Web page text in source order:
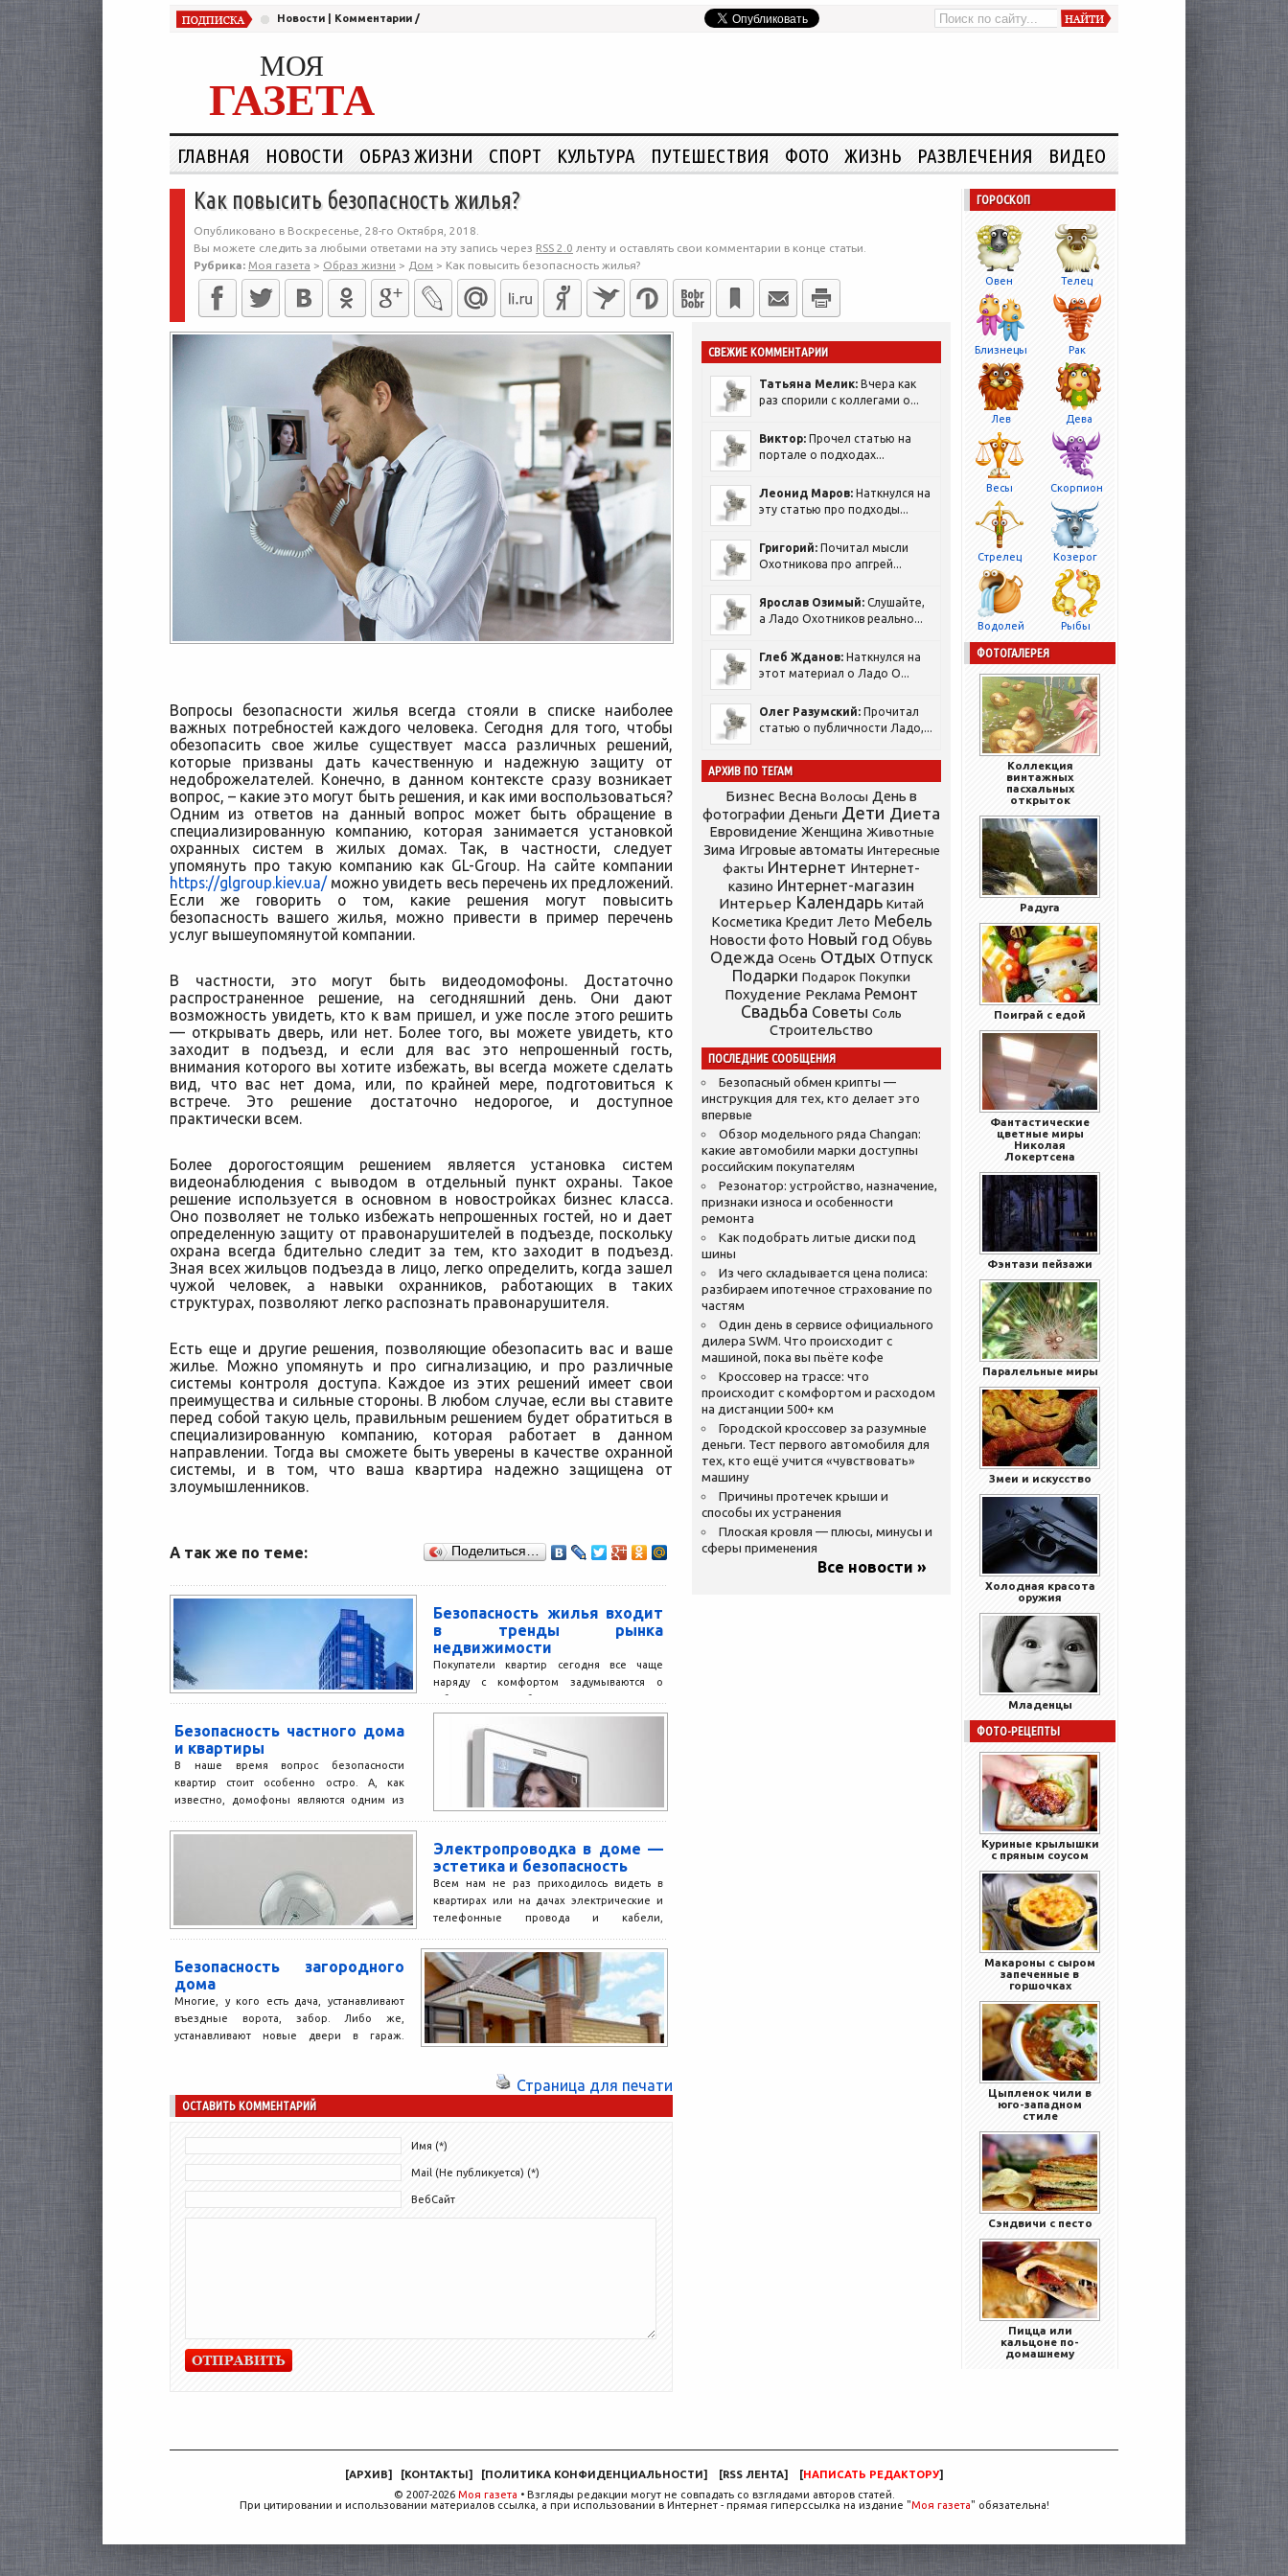
Новости Комментарии /
МОЯ
ГАЗЕТА
ГЛАВНАЯ НОВОСТИ ОБРАЗ ЖИЗНИ СПОРТ КУЛЬТУРА ПУТЕШЕСТВИЯ ФОТО ЖИЗНЬ РАЗВЛЕЧЕНИЯ ВИДЕО
Как повысить безопасность жилья?
Опубликовано в Воскресенье, 28-го Октября, 2018.
Вы можете следить за любыми ответами на эту запись через RSS 2.0 ленту и оставлять свои комментарии в конце статьи.
Рубрика: Моя газета > Образ жизни > Дом > Как повысить безопасность жилья?
Вопросы безопасности жилья всегда стояли в списке наиболее
важных потребностей каждого человека. Сегодня для того, чтобы
обезопасить свое жилье существует масса различных решений,
которые призваны дать качественную и надежную защиту от
недоброжелателей. Конечно, в данном контексте сразу возникает
вопрос, – какие это могут быть решения, и как ими воспользоваться?
Одним из ответов на данный вопрос может быть обращение в
специализированную компанию, которая занимается установкой
охранных систем в жилых домах. Так, в частности, следует
упомянуть про такую компанию как GL-Group. На сайте компании
https://glgroup.kiev.ua/можно увидеть весь перечень их предложений.
Если же говорить о том, какие решения могут повысить
безопасность вашего жилья, можно привести в пример перечень
услуг вышеупомянутой компании.
В частности, это могут быть видеодомофоны. Достаточно
распространенное решение, на сегодняшний день. Они дают
возможность увидеть, кто к вам пришел, и уже после этого решить
— открывать дверь, или нет. Более того, вы можете увидеть, кто
заходит в подъезд, и если для вас это непрошенный гость,
внимания которого вы хотите избежать, вы всегда можете сделать
вид, что вас нет дома, или, по крайней мере, подготовиться к
встрече. Это решение достаточно недорогое, и доступное
практически всем.
Более дорогостоящим решением является установка систем
видеонаблюдения с выводом в отдельный пункт охраны. Такое
решение используется в основном в новостройках бизнес класса.
Оно позволяет не только избежать непрошенных гостей, но и дает
определенную защиту от правонарушителей в подъезде, поскольку
охрана всегда бдительно следит за тем, кто заходит в подъезд.
Зная всех жильцов подъезда в лицо, легко определить, когда зашел
чужой человек, а навыки охранников, работающих в таких
структурах, позволяют легко распознать правонарушителя.
Есть еще и другие решения, позволяющие обезопасить вас и ваше
жилье. Можно упомянуть и про сигнализацию, и про различные
системы контроля доступа. Каждое из этих решений имеет свои
преимущества и сильные стороны. В любом случае, если вы ставите
перед собой такую цель, правильным решением будет обратиться в
специализированную компанию, которая работает в данном
направлении. Тогда вы сможете быть уверены в качестве охранной
системы, и в том, что ваша квартира надежно защищена от
злоумышленников.
А так же по теме: Поделиться…
Безопасность жилья входит
в тренды рынка
недвижимости
Покупатели квартир сегодня все чаще
наряду с комфортом задумываются о
безопасности будущего жилья. Ранее
такая составляющая сопутствовала
проектам элитного класса,...
Безопасность частного дома
и квартиры
В наше время вопрос безопасности
квартир стоит особенно остро. А, как
известно, домофоны являются одним из
Электропроводка в доме —
эстетика и безопасность
Всем нам не раз приходилось видеть в
квартирах или на дачах электрические и
телефонные провода и кабели,
Безопасность загородного
дома
Многие, у кого есть дача, устанавливают
въездные ворота, забор. Либо же,
устанавливают новые двери в гараж.
Страница для печати
ОСТАВИТЬ КОММЕНТАРИЙ
Имя (*)
Mail (Не публикуется) (*)
ВебСайт
СВЕЖИЕ КОММЕНТАРИИ
Татьяна Мелик: Вчера как
раз спорили с коллегами о...
Виктор: Прочел статью на
портале о подходах...
Леонид Маров: Наткнулся на
эту статью про подходы...
Григорий: Почитал мысли
Охотникова про апгрей...
Ярослав Озимый: Слушайте,
а Ладо Охотников реально...
Глеб Жданов: Наткнулся на
этот материал о Ладо О...
Олег Разумский: Прочитал
статью о публичности Ладо,...
АРХИВ ПО ТЕГАМ
Бизнес Весна Волосы День в
фотографии Деньги Дети Диета
Евровидение Женщина Животные
Зима Игровые автоматы Интересные
факты Интернет Интернет-
казино Интернет-магазин
Интерьер Календарь Китай
Косметика Кредит Лето Мебель
Новости фото Новый год Обувь
Одежда Осень Отдых Отпуск
Подарки Подарок Покупки
Похудение Реклама Ремонт
Свадьба Советы Соль
Строительство
ПОСЛЕДНИЕ СООБЩЕНИЯ
Безопасный обмен крипты —
инструкция для тех, кто делает это
впервые
Обзор модельного ряда Changan:
какие автомобили марки доступны
российским покупателям
Резонатор: устройство, назначение,
признаки износа и особенности
ремонта
Как подобрать литые диски под
шины
Из чего складывается цена полиса:
разбираем ипотечное страхование по
частям
Один день в сервисе официального
дилера SWM. Что происходит с
машиной, пока вы пьёте кофе
Кроссовер на трассе: что
происходит с комфортом и расходом
на дистанции 500+ км
Городской кроссовер за разумные
деньги. Тест первого автомобиля для
тех, кто ещё учится «чувствовать»
машину
Причины протечек крыши и
способы их устранения
Плоская кровля — плюсы, минусы и
сферы применения
Все новости »
ГОРОСКОП
Овен Телец
Близнецы Рак
Лев Дева
Весы Скорпион
Стрелец Козерог
Водолей Рыбы
ФОТОГАЛЕРЕЯ
Коллекция
винтажных
пасхальных
открыток
Радуга
Поиграй с едой
Фантастические
цветные миры
Николая
Локертсена
Фэнтази пейзажи
Паралельные миры
Змеи и искусство
Холодная красота
оружия
Младенцы
ФОТО-РЕЦЕПТЫ
Куриные крылышки
с пряным соусом
Макароны с сыром
запеченные в
горшочках
Цыпленок чили в
юго-западном
стиле
Сэндвичи с песто
Пицца или
кальцоне по-
домашнему
[АРХИВ] [КОНТАКТЫ] [ПОЛИТИКА КОНФИДЕНЦИАЛЬНОСТИ] [RSS ЛЕНТА] [НАПИСАТЬ РЕДАКТОРУ]
© 2007-2026 Моя газета • Взгляды редакции могут не совпадать со взглядами авторов статей.
При цитировании и использовании материалов ссылка, а при использовании в Интернет - прямая гиперссылка на издание "Моя газета" обязательна!